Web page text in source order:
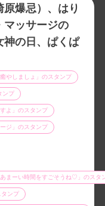
爆忌）、はり
マッサージの
神の日、ぱくぱ
やしましょ」のスタンプ
ンプ
よ」のスタンプ
ジ」のスタンプ
まーい時間をすごそうね♡」のスタ
タンプ